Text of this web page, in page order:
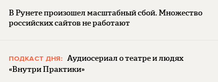
В Рунете произошел масштабный сбой. Множество
российских сайтов не работают
ПОДКАСТ ДНЯ: Аудиосериал о театре и людях
«Внутри Практики»